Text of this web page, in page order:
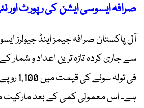
صرافہ ایسوسی ایشن کی رپورٹ اور
آل پاکستان صرافہ جیمز اینڈ جیولرز
سے جاری کردہ تازہ ترین اعداد و شمار
فی تولہ